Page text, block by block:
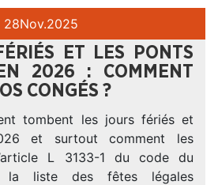
28Nov.2025
ET LES PONTS
2026 : COMMENT
CONGÉS ?
tombent les jours fériés et
et surtout comment les
L 3133-1 du code du
liste des fêtes légales